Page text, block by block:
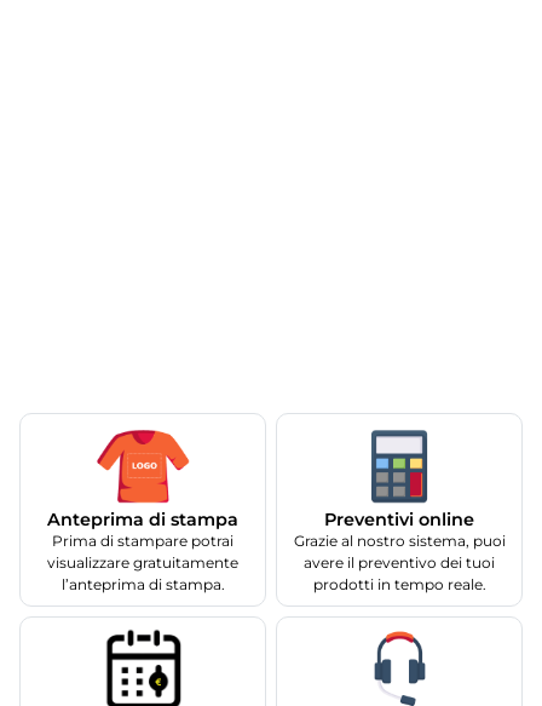
Anteprima di stampa
Prima di stampare potrai
visualizzare gratuitamente
l’anteprima di stampa.
Preventivi online
Grazie al nostro sistema, puoi
avere il preventivo dei tuoi
prodotti in tempo reale.